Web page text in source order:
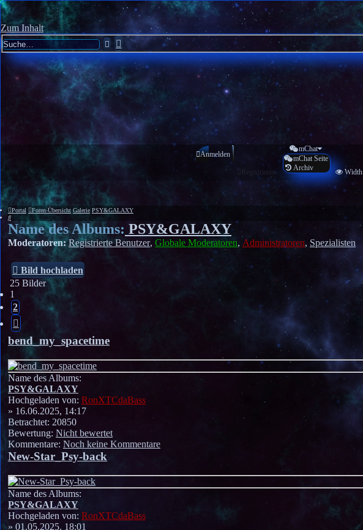
Zum Inhalt
SucheErweiterte
Suche
Anmelden
Registrieren
mChat
mChat Seite
Archiv
Width
Portal Foren-Übersicht Galerie PSY&GALAXY
Suche
Name des Albums: PSY&GALAXY
Moderatoren: Registrierte Benutzer, Globale Moderatoren, Administratoren, Spezialisten
Bild hochladen
25 Bilder
1
2
bend_my_spacetime
Name des Albums:
PSY&GALAXY
Hochgeladen von: RonXTCdaBass
» 16.06.2025, 14:17
Betrachtet: 20850
Bewertung: Nicht bewertet
Kommentare: Noch keine Kommentare
New-Star_Psy-back
Name des Albums:
PSY&GALAXY
Hochgeladen von: RonXTCdaBass
» 01.05.2025, 18:01